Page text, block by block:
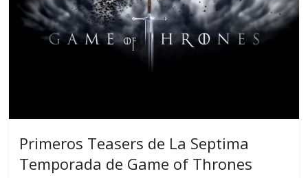
Primeros Teasers de La Septima
Temporada de Game of Thrones